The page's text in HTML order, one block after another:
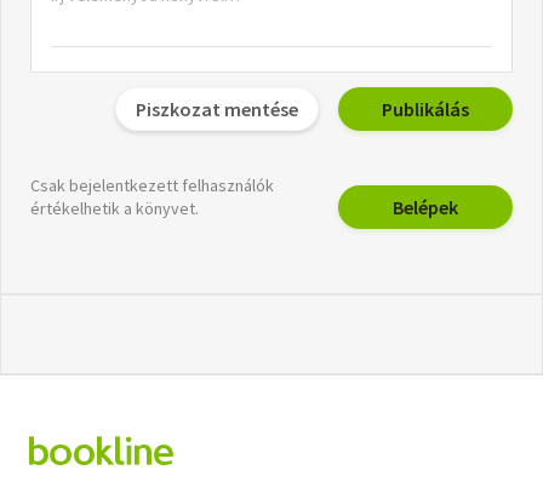
Piszkozat mentése Publikálás
Csak bejelentkezett felhasználók
értékelhetik a könyvet.
Belépek